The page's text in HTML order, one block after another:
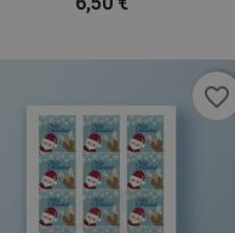
favorite_border